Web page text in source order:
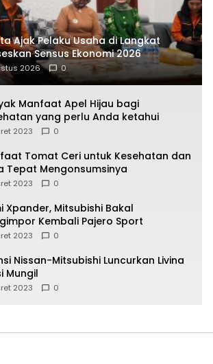
Ajak Pelaku Usaha di Langkat
Sensus Ekonomi 2026
2026 0
Manfaat Apel Hijau bagi
yang perlu Anda ketahui
2023 0
Tomat Ceri untuk Kesehatan dan
Tepat Mengonsumsinya
2023 0
Xpander, Mitsubishi Bakal
Kembali Pajero Sport
2023 0
Nissan-Mitsubishi Luncurkan Livina
Mungil
2023 0